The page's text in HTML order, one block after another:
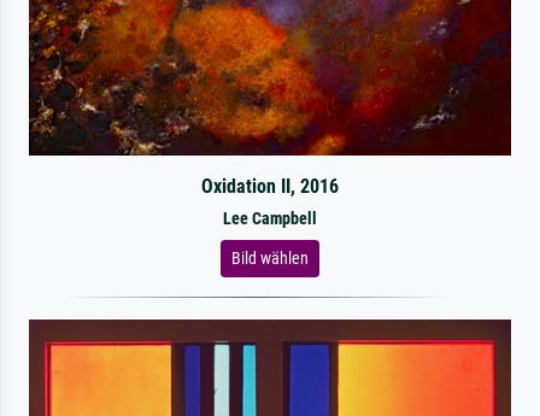
Oxidation II, 2016
Lee Campbell
Bild wählen